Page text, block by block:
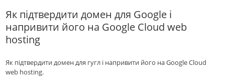
Як підтвердити домен для Google і
напривити його на Google Cloud web
hosting
Як підтвердити домен для гугл і напривити його на Google Cloud
web hosting.